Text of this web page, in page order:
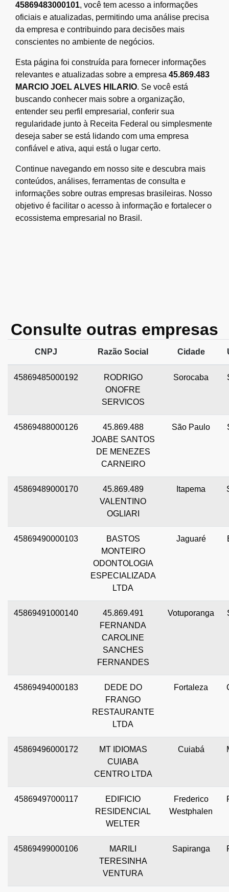
45869483000101, você tem acesso a informações
oficiais e atualizadas, permitindo uma análise precisa
da empresa e contribuindo para decisões mais
conscientes no ambiente de negócios.
Esta página foi construída para fornecer informações
relevantes e atualizadas sobre a empresa 45.869.483
MARCIO JOEL ALVES HILARIO. Se você está
buscando conhecer mais sobre a organização,
entender seu perfil empresarial, conferir sua
regularidade junto à Receita Federal ou simplesmente
deseja saber se está lidando com uma empresa
confiável e ativa, aqui está o lugar certo.
Continue navegando em nosso site e descubra mais
conteúdos, análises, ferramentas de consulta e
informações sobre outras empresas brasileiras. Nosso
objetivo é facilitar o acesso à informação e fortalecer o
ecossistema empresarial no Brasil.
Consulte outras empresas
CNPJ Razão Social Cidade
45869485000192
RODRIGO
ONOFRE
SERVICOS
Sorocaba
45869488000126
45.869.488
JOABE SANTOS
DE MENEZES
CARNEIRO
São Paulo
45869489000170
45.869.489
VALENTINO
OGLIARI
Itapema
45869490000103
BASTOS
MONTEIRO
ODONTOLOGIA
ESPECIALIZADA
LTDA
Jaguaré
45869491000140
45.869.491
FERNANDA
CAROLINE
SANCHES
FERNANDES
Votuporanga
45869494000183
DEDE DO
FRANGO
RESTAURANTE
LTDA
Fortaleza
45869496000172
MT IDIOMAS
CUIABA
CENTRO LTDA
Cuiabá
45869497000117
EDIFICIO
RESIDENCIAL
WELTER
Frederico
Westphalen
45869499000106
MARILI
TERESINHA
VENTURA
Sapiranga